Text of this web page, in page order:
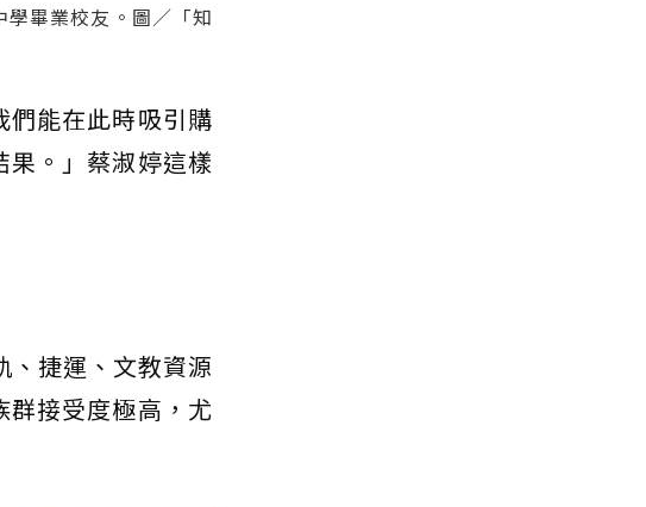
學畢業校友。圖／「知
們能在此時吸引購
。」蔡淑婷這樣
、捷運、文教資源
群接受度極高，尤